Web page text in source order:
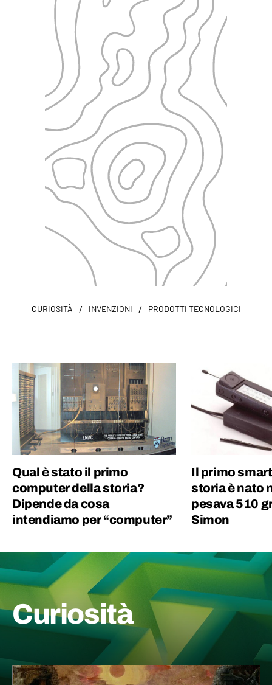
CURIOSITÀ / INVENZIONI / PRODOTTI TECNOLOGICI
Qual è stato il primo
computer della storia?
Dipende da cosa
intendiamo per “computer”
Il primo
storia è nato
pesava 510
Simon
Curiosità